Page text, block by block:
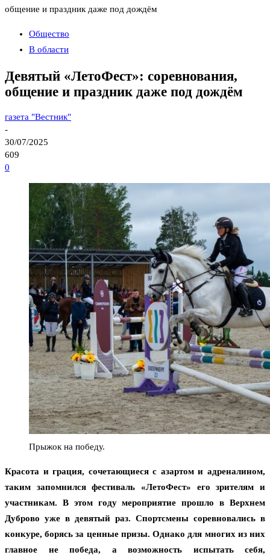
общение и праздник даже под дождём
Общество
В области
Девятый «ЛетоФест»: соревнования,
общение и праздник даже под дождём
газета "Вестник"
-
30/07/2025
609
0
Прыжок на победу.
Красота и грация, сочетающиеся с азартом и адреналином,
таким запомнился фестиваль «ЛетоФест» его зрителям и
участникам. В этом году мероприятие прошло в Верхнем
Дуброво уже в девятый раз. Спортсмены соревновались в
конкуре, борясь за ценные призы. Однако для многих из них
главное не победа, а возможность испытать себя,